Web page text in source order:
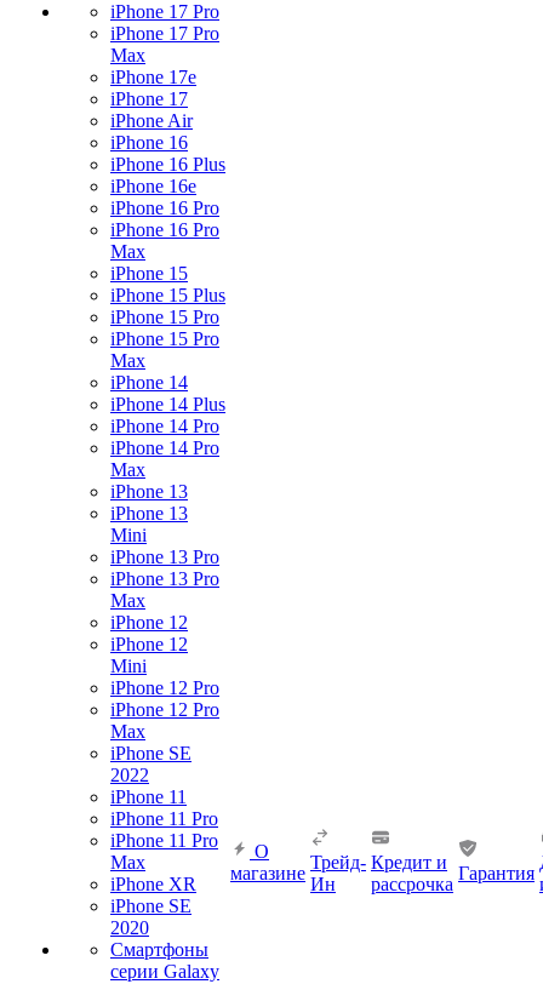
iPhone 17 Pro
iPhone 17 Pro
Max
iPhone 17e
iPhone 17
iPhone Air
iPhone 16
iPhone 16 Plus
iPhone 16e
iPhone 16 Pro
iPhone 16 Pro
Max
iPhone 15
iPhone 15 Plus
iPhone 15 Pro
iPhone 15 Pro
Max
iPhone 14
iPhone 14 Plus
iPhone 14 Pro
iPhone 14 Pro
Max
iPhone 13
iPhone 13
Mini
iPhone 13 Pro
iPhone 13 Pro
Max
iPhone 12
iPhone 12
Mini
iPhone 12 Pro
iPhone 12 Pro
Max
iPhone SE
2022
iPhone 11
iPhone 11 Pro
iPhone 11 Pro
Max
iPhone XR
iPhone SE
2020
Смартфоны
серии Galaxy
О
магазине
Трейд-
Ин
Кредит и
рассрочка
Гарантия